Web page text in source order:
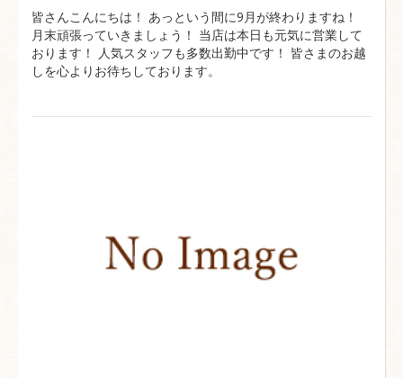
皆さんこんにちは！ あっという間に9月が終わりますね！
月末頑張っていきましょう！ 当店は本日も元気に営業して
おります！ 人気スタッフも多数出勤中です！ 皆さまのお越
しを心よりお待ちしております。